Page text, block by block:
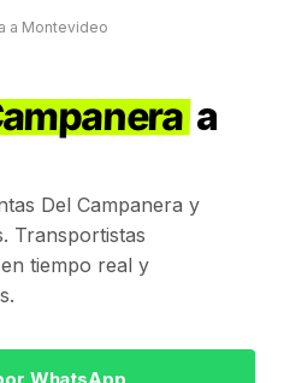
a Montevideo
a
Del Campanera y
Transportistas
tiempo real y